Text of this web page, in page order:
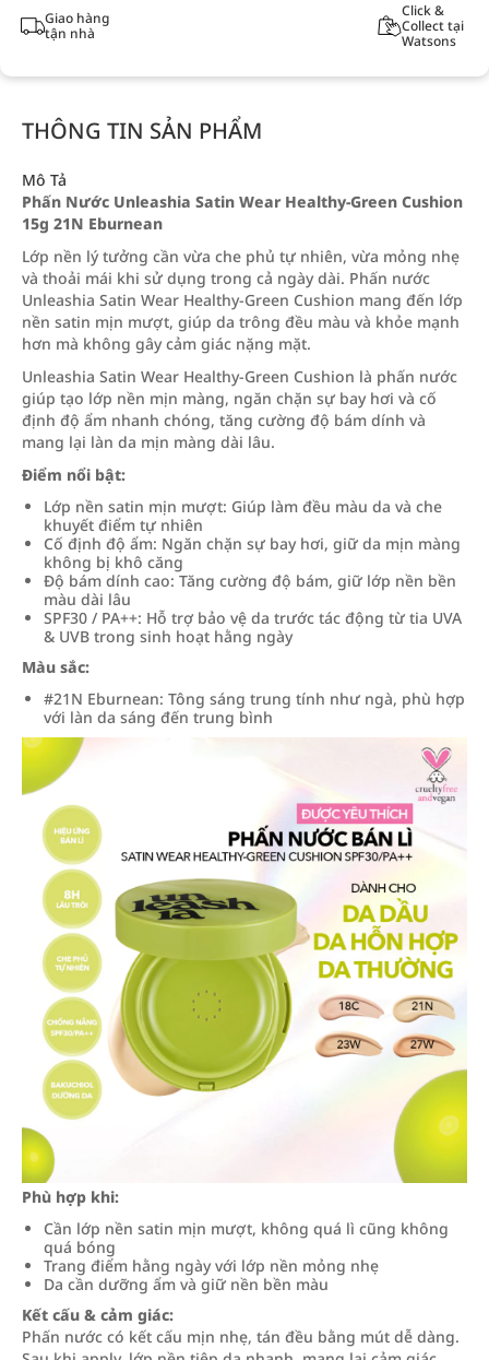
Giao hàng
tận nhà
Click &
Collect tại
Watsons
THÔNG TIN SẢN PHẨM
Mô Tả
Phấn Nước Unleashia Satin Wear Healthy-Green Cushion
15g 21N Eburnean
Lớp nền lý tưởng cần vừa che phủ tự nhiên, vừa mỏng nhẹ
và thoải mái khi sử dụng trong cả ngày dài. Phấn nước
Unleashia Satin Wear Healthy-Green Cushion mang đến lớp
nền satin mịn mượt, giúp da trông đều màu và khỏe mạnh
hơn mà không gây cảm giác nặng mặt.
Unleashia Satin Wear Healthy-Green Cushion là phấn nước
giúp tạo lớp nền mịn màng, ngăn chặn sự bay hơi và cố
định độ ẩm nhanh chóng, tăng cường độ bám dính và
mang lại làn da mịn màng dài lâu.
Điểm nổi bật:
Lớp nền satin mịn mượt: Giúp làm đều màu da và che
khuyết điểm tự nhiên
Cố định độ ẩm: Ngăn chặn sự bay hơi, giữ da mịn màng
không bị khô căng
Độ bám dính cao: Tăng cường độ bám, giữ lớp nền bền
màu dài lâu
SPF30 / PA++: Hỗ trợ bảo vệ da trước tác động từ tia UVA
& UVB trong sinh hoạt hằng ngày
Màu sắc:
#21N Eburnean: Tông sáng trung tính như ngà, phù hợp
với làn da sáng đến trung bình
Phù hợp khi:
Cần lớp nền satin mịn mượt, không quá lì cũng không
quá bóng
Trang điểm hằng ngày với lớp nền mỏng nhẹ
Da cần dưỡng ẩm và giữ nền bền màu
Kết cấu & cảm giác:
Phấn nước có kết cấu mịn nhẹ, tán đều bằng mút dễ dàng.